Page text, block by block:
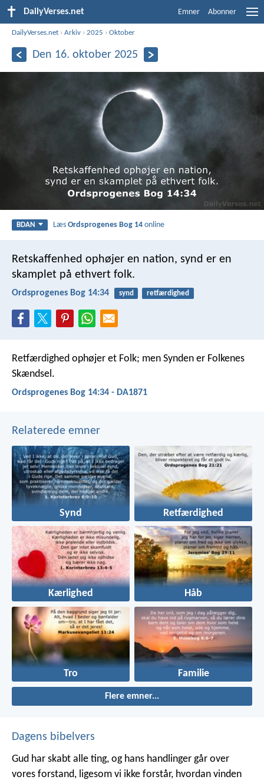
DailyVerses.net Emner Abonner
DailyVerses.net ›Arkiv ›2025 ›Oktober
Den 16. oktober 2025
BDAN LæsOrdsprogenes Bog 14 online
Retskaffenhed ophøjer en nation, synd er en
skamplet på ethvert folk.
Ordsprogenes Bog 14:34 synd retfærdighed
Retfærdighed ophøjer et Folk; men Synden er Folkenes
Skændsel.
Ordsprogenes Bog 14:34 - DA1871
Relaterede emner
Synd Retfærdighed
Kærlighed Håb
Tro Familie
Flere emner...
Dagens bibelvers
Gud har skabt alle ting, og hans handlinger går over
vores forstand, ligesom vi ikke forstår, hvordan vinden